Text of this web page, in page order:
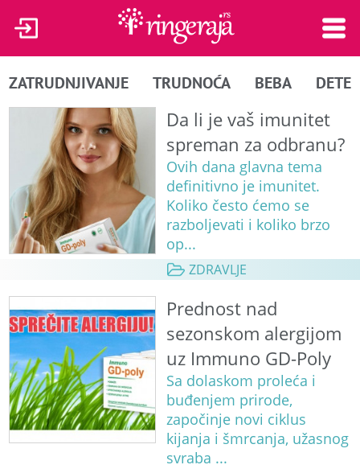
ZATRUDNJIVANJE TRUDNOĆA BEBA DETE
Da li je vaš imunitet
spreman za odbranu?
Ovih dana glavna tema
definitivno je imunitet.
Koliko često ćemo se
razboljevati i koliko brzo
op...
ZDRAVLJE
Prednost nad
sezonskom alergijom
uz Immuno GD-Poly
Sa dolaskom proleća i
buđenjem prirode,
započinje novi ciklus
kijanja i šmrcanja, užasnog
svraba ...